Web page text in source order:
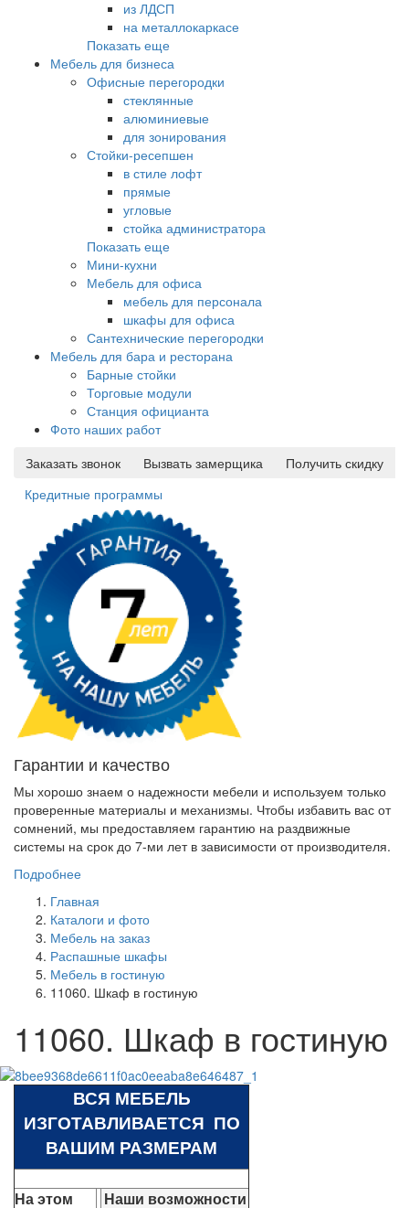
из ЛДСП
на металлокаркасе
Показать еще
Мебель для бизнеса
Офисные перегородки
стеклянные
алюминиевые
для зонирования
Стойки-ресепшен
в стиле лофт
прямые
угловые
стойка администратора
Показать еще
Мини-кухни
Мебель для офиса
мебель для персонала
шкафы для офиса
Сантехнические перегородки
Мебель для бара и ресторана
Барные стойки
Торговые модули
Станция официанта
Фото наших работ
Заказать звонок
Вызвать замерщика
Получить скидку
Кредитные программы
Гарантии и качество
Мы хорошо знаем о надежности мебели и используем только
проверенные материалы и механизмы. Чтобы избавить вас от
сомнений, мы предоставляем гарантию на раздвижные
системы на срок до 7-ми лет в зависимости от производителя.
Подробнее
Главная
Каталоги и фото
Мебель на заказ
Распашные шкафы
Мебель в гостиную
11060. Шкаф в гостиную
11060. Шкаф в гостиную
ВСЯ МЕБЕЛЬ
ИЗГОТАВЛИВАЕТСЯ ПО
ВАШИМ РАЗМЕРАМ
На этом
Наши возможности